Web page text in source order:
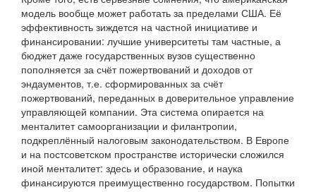
модель вообще может работать за пределами США. Её
эффективность зиждется на частной инициативе и
финансировании: лучшие университеты там частные, а
бюджет даже государственных вузов существенно
пополняется за счёт пожертвований и доходов от
эндаументов, т.е. сформированных за счёт
пожертвований, переданных в доверительное управление
управляющей компании. Эта система опирается на
менталитет самоорганизации и филантропии,
подкреплённый налоговым законодательством. В Европе
и на постсоветском пространстве исторически сложился
иной менталитет: здесь и образование, и наука
финансируются преимущественно государством. Попытки